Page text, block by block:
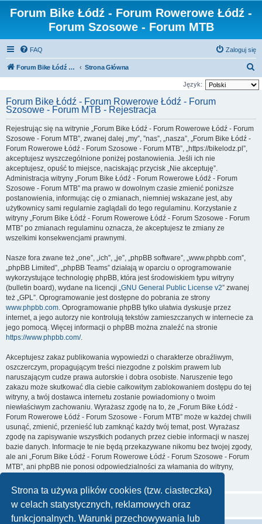
Strona ta używa plików cookies (tzw. ciasteczka)
w celach statystycznych, reklamowych oraz
funkcjonalnych. Warunki przechowywania lub
Forum Bike Łódź - Forum Rowerowe Łódź -
Forum Szosowe - Forum MTB
FAQ Zaloguj się
Forum Bike Łódź - Forum Rowerowe Łódź - Forum Szosowe - Forum MTB Strona Główna
z
Język:
Forum Bike Łódź - Forum Rowerowe Łódź - Forum
Szosowe - Forum MTB - Rejestracja
Rejestrując się na witrynie „Forum Bike Łódź - Forum Rowerowe Łódź - Forum
Szosowe - Forum MTB”, zwanej dalej „my”, ”nas”, „nasza”, „Forum Bike Łódź -
Forum Rowerowe Łódź - Forum Szosowe - Forum MTB”, „https://bikelodz.pl”,
akceptujesz wyszczególnione poniżej postanowienia. Jeśli ich nie
akceptujesz, opuść to miejsce, naciskając przycisk „Nie akceptuję”.
Administracja witryny „Forum Bike Łódź - Forum Rowerowe Łódź - Forum
Szosowe - Forum MTB” ma prawo w dowolnym czasie zmienić poniższe
postanowienia, informując cię o zmianach, niemniej wskazane jest, aby
użytkownicy sami regularnie zaglądali do tego regulaminu. Korzystanie z
witryny „Forum Bike Łódź - Forum Rowerowe Łódź - Forum Szosowe - Forum
MTB” po zmianach regulaminu oznacza, że akceptujesz te zmiany ze
wszelkimi konsekwencjami prawnymi.
Nasze fora zwane też „one”, „ich”, „je”, „phpBB software”, „www.phpbb.com”,
„phpBB Limited”, „phpBB Teams” działają w oparciu o oprogramowanie
wykorzystujące technologię phpBB, która jest środowiskiem typu witryny
(bulletin board), wydane na licencji „GNU General Public License v2” zwanej
też „GPL”. Oprogramowanie jest dostępne do pobrania ze strony
www.phpbb.com. Oprogramowanie phpBB tylko ułatwia dyskusje przez
internet, a jego autorzy nie kontrolują tekstów zamieszczanych w internecie za
jego pomocą. Więcej informacji o phpBB można znaleźć na stronie
https://www.phpbb.com/.
Akceptujesz zakaz publikowania wypowiedzi o charakterze obraźliwym,
oszczerczym, propagującym treści niezgodne z polskim prawem lub
naruszającym cudze prawa autorskie i dobra osobiste. Naruszenie tego
zakazu może skutkować dla ciebie całkowitym zablokowaniem dostępu do tej
witryny, a twój dostawca internetu zostanie powiadomiony o twoim
niewłaściwym zachowaniu. Wyrażasz zgodę na to, że „Forum Bike Łódź -
Forum Rowerowe Łódź - Forum Szosowe - Forum MTB” może w każdej chwili
usunąć, zmienić, przenieść lub zamknąć każdy twój temat, post. Wyrażasz
zgodę na zapisywanie wszystkich podanych przez ciebie informacji w naszej
bazie danych. Informacje te nie będą przekazywane nikomu bez twojej zgody,
ale ani „Forum Bike Łódź - Forum Rowerowe Łódź - Forum Szosowe - Forum
MTB”, ani phpBB nie ponosi odpowiedzialności za włamania do witryny,